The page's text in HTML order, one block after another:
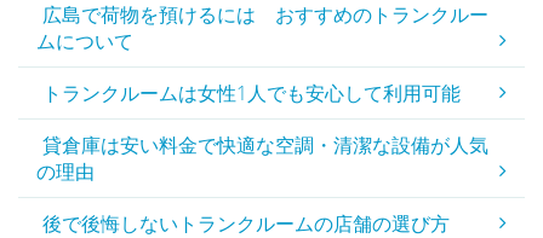
広島で荷物を預けるには おすすめのトランクルー
ムについて
トランクルームは女性1人でも安心して利用可能
貸倉庫は安い料金で快適な空調・清潔な設備が人気
の理由
後で後悔しないトランクルームの店舗の選び方